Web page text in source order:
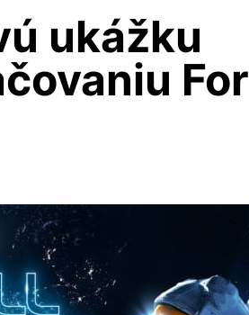
ukážku
For